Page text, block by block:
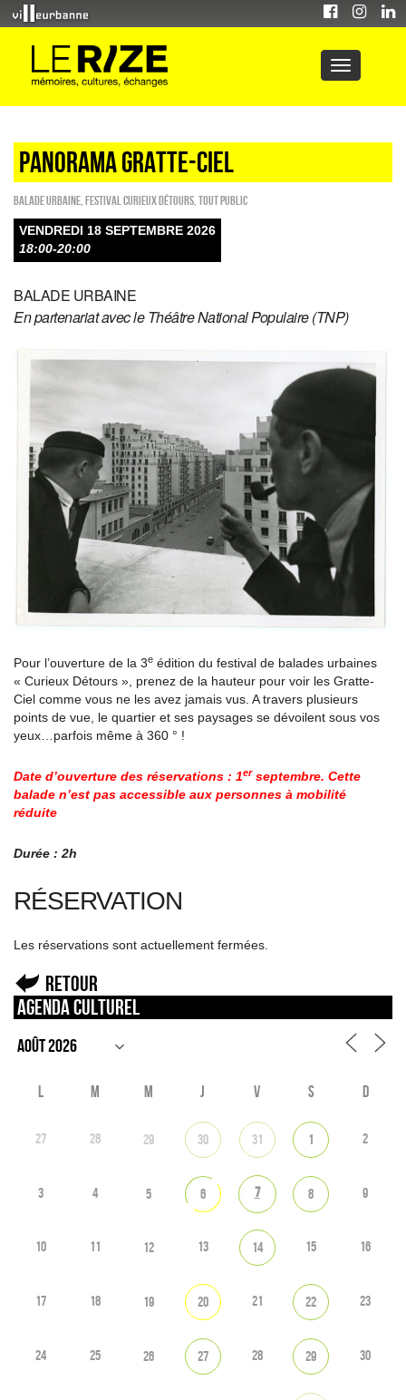
PANORAMA GRATTE-CIEL
Balade urbaine Festival Curieux Détours Tout public
VENDREDI 18 SEPTEMBRE 2026
18:00-20:00
BALADE URBAINE
En partenariat avec le Théâtre National Populaire (TNP)
Pour l’ouverture de la 3e édition du festival de balades urbaines
« Curieux Détours », prenez de la hauteur pour voir les Gratte-
Ciel comme vous ne les avez jamais vus. A travers plusieurs
points de vue, le quartier et ses paysages se dévoilent sous vos
yeux…parfois même à 360 ° !
Date d’ouverture des réservations : 1erseptembre. Cette
balade n’est pas accessible aux personnes à mobilité
réduite
Durée : 2h
RÉSERVATION
Les réservations sont actuellement fermées.
Retour
Agenda culturel
L M M J V S D
27 28 29 30 31 1 2
3 4 5 6 7 8 9
10 11 12 13 14 15 16
17 18 19 20 21 22 23
24 25 26 27 28 29 30